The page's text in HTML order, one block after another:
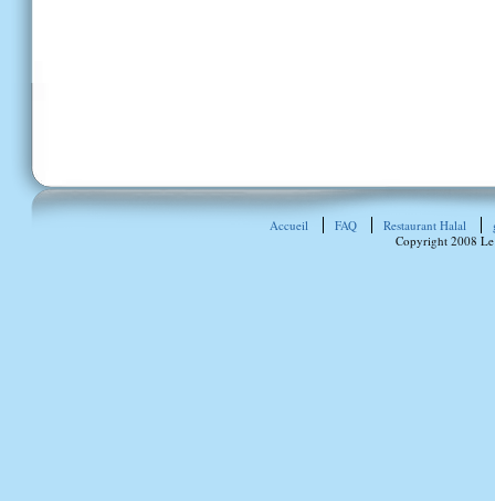
Accueil FAQ Restaurant Halal
Copyright 2008